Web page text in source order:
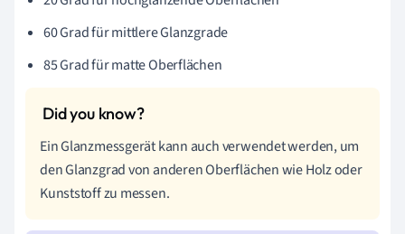
60 Grad für mittlere Glanzgrade
85 Grad für matte Oberflächen
Ein Glanzmessgerät kann auch verwendet werden, um
den Glanzgrad von anderen Oberflächen wie Holz oder
Kunststoff zu messen.